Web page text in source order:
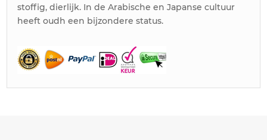
stoffig, dierlijk. In de Arabische en Japanse cultuur
heeft oudh een bijzondere status.